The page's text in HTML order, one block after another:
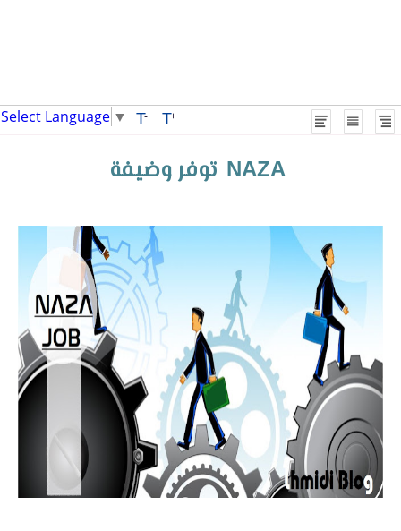
Select Language ▼ T+
T-
NAZA توفر وضيفة